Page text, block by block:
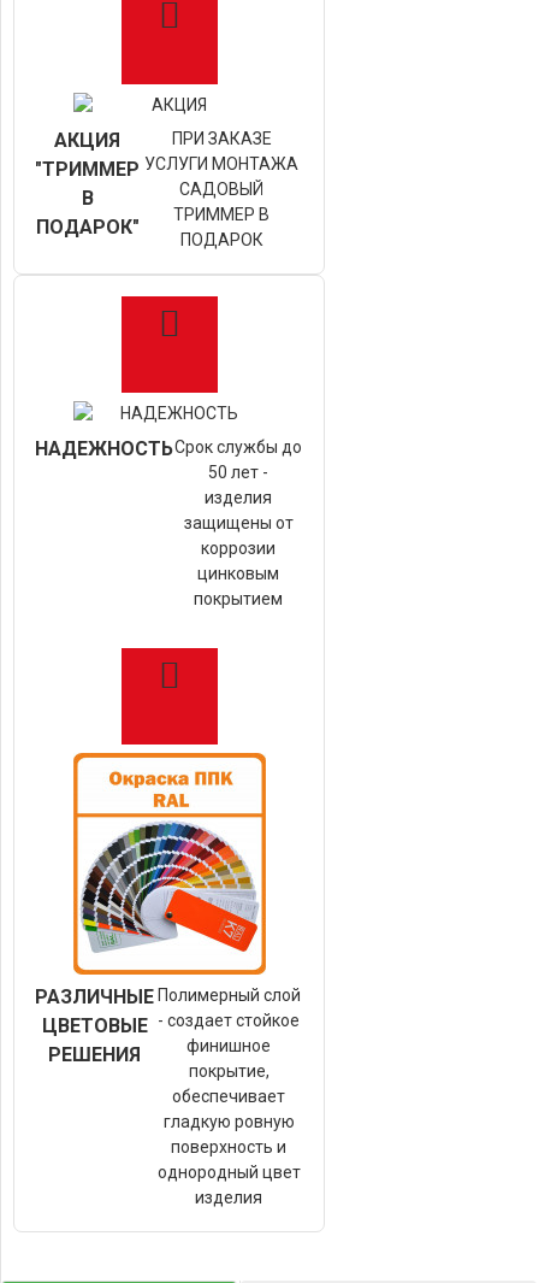
АКЦИЯ
"ТРИММЕР
В
ПОДАРОК"
ПРИ ЗАКАЗЕ
УСЛУГИ МОНТАЖА
САДОВЫЙ
ТРИММЕР В
ПОДАРОК
НАДЕЖНОСТЬСрок службы до
50 лет -
изделия
защищены от
коррозии
цинковым
покрытием
РАЗЛИЧНЫЕ
ЦВЕТОВЫЕ
РЕШЕНИЯ
Полимерный слой
- создает стойкое
финишное
покрытие,
обеспечивает
гладкую ровную
поверхность и
однородный цвет
изделия